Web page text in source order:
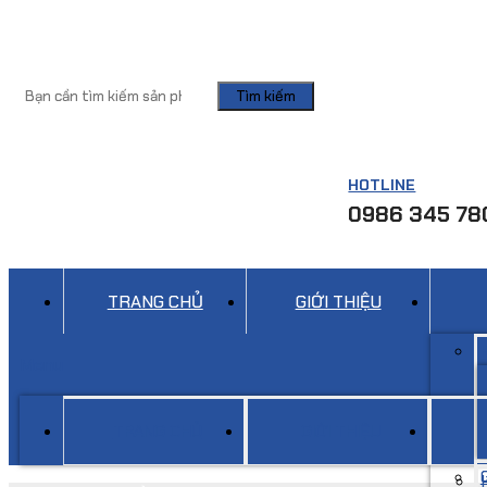
Tìm kiếm
HOTLINE
0986 345
TRANG CHỦ GIỚI THIỆU